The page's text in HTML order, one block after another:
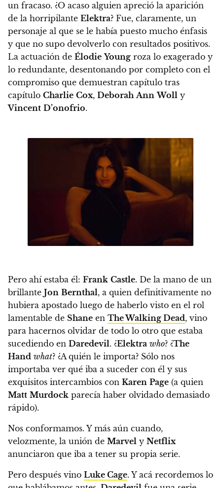
un fracaso. ¿O acaso alguien apreció la aparición
de la horripilante Elektra? Fue, claramente, un
personaje al que se le había puesto mucho énfasis
y que no supo devolverlo con resultados positivos.
La actuación de Élodie Young roza lo exagerado y
lo redundante, desentonando por completo con el
compromiso que demuestran capítulo tras
capítulo Charlie Cox, Deborah Ann Woll y
Vincent D’onofrio.
Pero ahí estaba él: Frank Castle. De la mano de un
brillante Jon Bernthal, a quien definitivamente no
hubiera apostado luego de haberlo visto en el rol
lamentable de Shane en The Walking Dead, vino
para hacernos olvidar de todo lo otro que estaba
sucediendo en Daredevil. ¿Elektra who? ¿The
Hand what? ¿A quién le importa? Sólo nos
importaba ver qué iba a suceder con él y sus
exquisitos intercambios con Karen Page (a quien
Matt Murdock parecía haber olvidado demasiado
rápido).
Nos conformamos. Y más aún cuando,
velozmente, la unión de Marvel y Netflix
anunciaron que iba a tener su propia serie.
Pero después vino Luke Cage. Y acá recordemos lo